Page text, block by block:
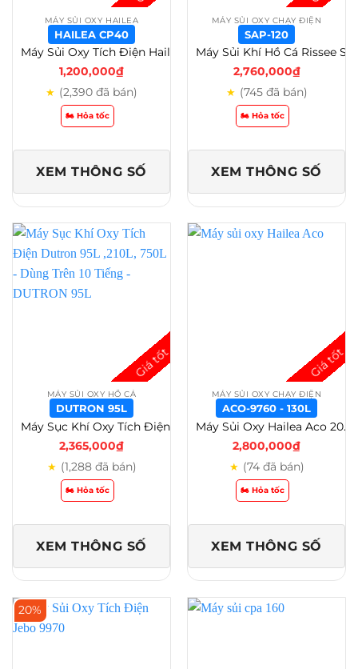
MÁY SỦI OXY HAILEA
HAILEA CP40
1,200,000₫
★ (2,390 đã bán)
🏍️ Hỏa tốc
XEM THÔNG SỐ
MÁY SỦI OXY CHẠY ĐIỆN
SAP-120
2,760,000₫
★ (745 đã bán)
🏍️ Hỏa tốc
XEM THÔNG SỐ
MÁY SỦI OXY HỒ CÁ
DUTRON 95L
2,365,000₫
★ (1,288 đã bán)
🏍️ Hỏa tốc
XEM THÔNG SỐ
MÁY SỦI OXY CHẠY ĐIỆN
ACO-9760 - 130L
Máy Sủi Oxy Hailea Aco 200L – 160L – 130L – 110L Siêu Êm Cho Hồ Cá Công Suất Lớn – ACO-9760 – 130L
2,800,000₫
★ (74 đã bán)
🏍️ Hỏa tốc
XEM THÔNG SỐ
20%